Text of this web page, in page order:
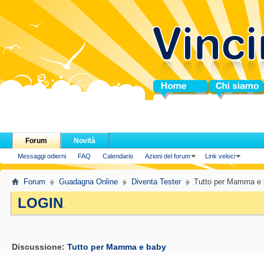
Home Chi siamo
Forum
Messaggi odierni FAQ Calendario Azioni del forum Link veloci
Novità
Forum Guadagna Online Diventa Tester Tutto per Mamma e
LOGIN.
Discussione: Tutto per Mamma e baby